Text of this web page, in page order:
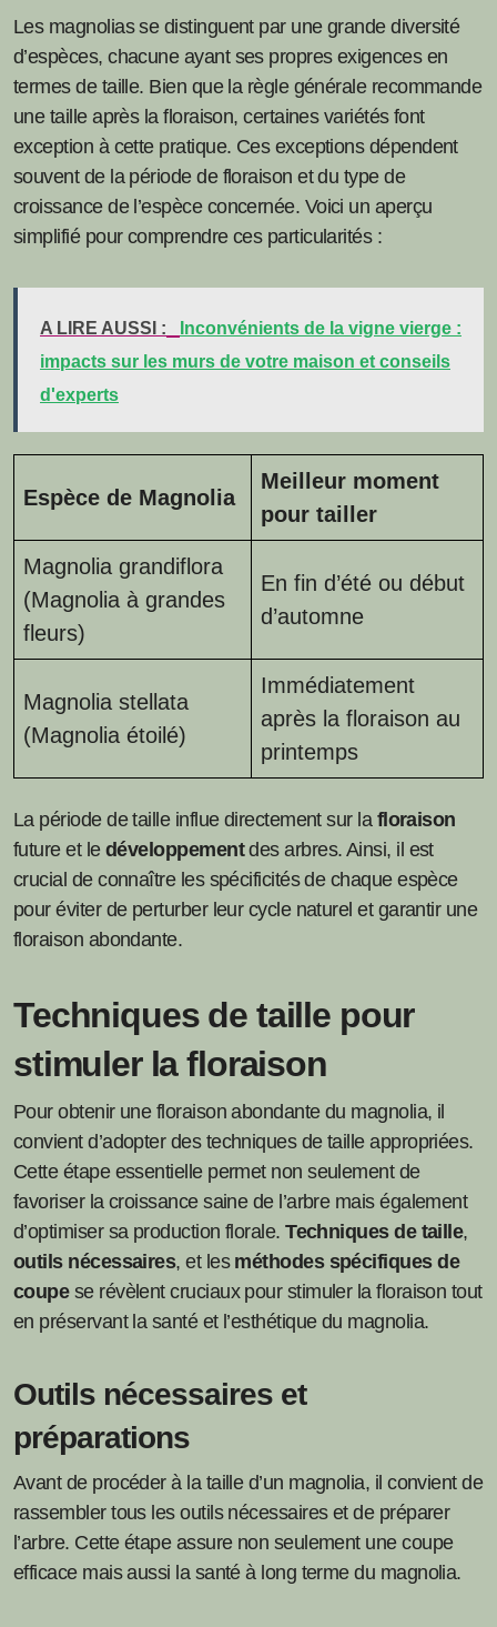
Les magnolias se distinguent par une grande diversité
d’espèces, chacune ayant ses propres exigences en
termes de taille. Bien que la règle générale recommande
une taille après la floraison, certaines variétés font
exception à cette pratique. Ces exceptions dépendent
souvent de la période de floraison et du type de
croissance de l’espèce concernée. Voici un aperçu
simplifié pour comprendre ces particularités :
A LIRE AUSSI :
Inconvénients de la vigne vierge :
impacts sur les murs de votre maison et conseils
d'experts
Espèce de Magnolia
Meilleur moment
pour tailler
Magnolia grandiflora
(Magnolia à grandes
fleurs)
En fin d’été ou début
d’automne
Magnolia stellata
(Magnolia étoilé)
Immédiatement
après la floraison au
printemps
La période de taille influe directement sur la floraison
future et le développementdes arbres. Ainsi, il est
crucial de connaître les spécificités de chaque espèce
pour éviter de perturber leur cycle naturel et garantir une
floraison abondante.
Techniques de taille pour
stimuler la floraison
Pour obtenir une floraison abondante du magnolia, il
convient d’adopter des techniques de taille appropriées.
Cette étape essentielle permet non seulement de
favoriser la croissance saine de l’arbre mais également
d’optimiser sa production florale.Techniques de taille,
outils nécessaires, et les méthodes spécifiques de
coupese révèlent cruciaux pour stimuler la floraison tout
en préservant la santé et l’esthétique du magnolia.
Outils nécessaires et
préparations
Avant de procéder à la taille d’un magnolia, il convient de
rassembler tous les outils nécessaires et de préparer
l’arbre. Cette étape assure non seulement une coupe
efficace mais aussi la santé à long terme du magnolia.